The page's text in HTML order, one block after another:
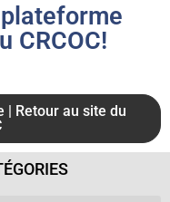
CRCOC!
| Retour au site du